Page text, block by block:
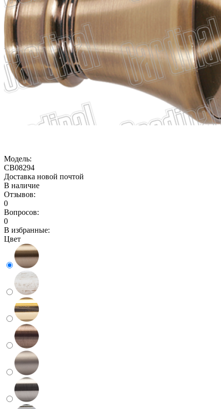
Модель:
CB08294
Доставка новой почтой
В наличие
Отзывов:
0
Вопросов:
0
В избранные:
Цвет